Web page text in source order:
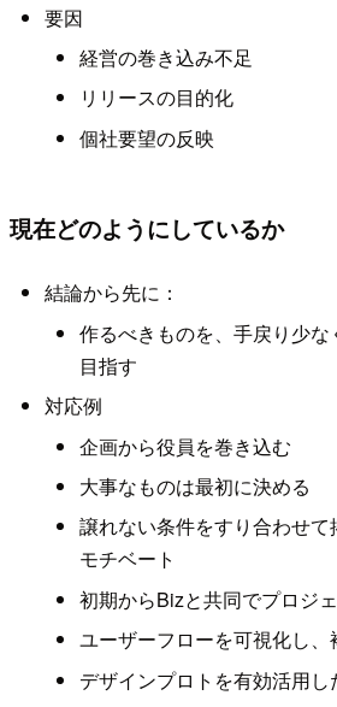
要因
経営の巻き込み不足
リリースの目的化
個社要望の反映
現在どのようにしているか
結論から先に：
作るべきものを、手戻り少
目指す
対応例
企画から役員を巻き込む
大事なものは最初に決める
譲れない条件をすり合わせ
モチベート
初期からBizと共同でプロジ
ユーザーフローを可視化し
デザインプロトを有効活用し